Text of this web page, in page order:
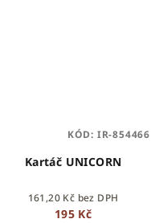
Kartáč UNICORN
161,20 Kč bez DPH
195 Kč
KÓD: IR-854466